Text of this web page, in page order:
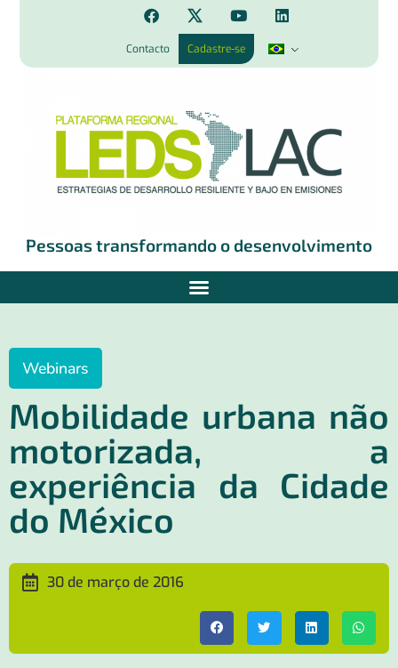
Contacto Cadastre-se
Pessoas transformando o desenvolvimento
Webinars
Mobilidade urbana não
motorizada, a
experiência da Cidade
do México
30 de março de 2016